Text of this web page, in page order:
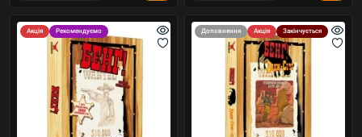
Акція Рекомендуємо Доповнення Акція Закінчується